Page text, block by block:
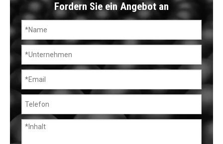
Fordern Sie ein Angebot an